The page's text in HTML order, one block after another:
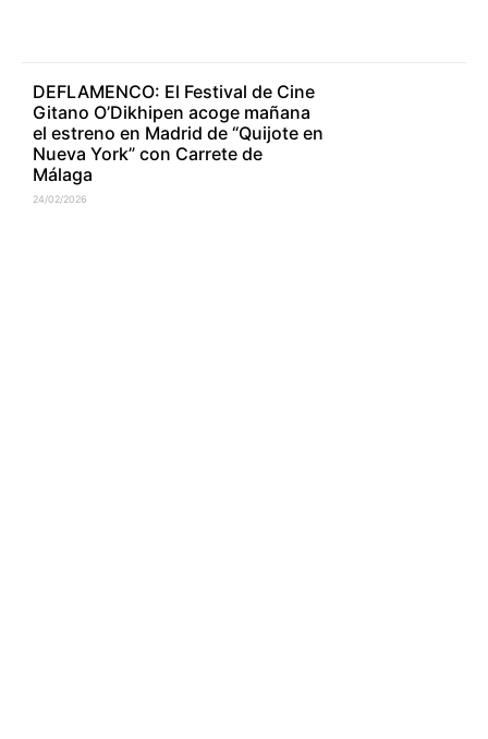
DEFLAMENCO: El Festival de Cine
Gitano O’Dikhipen acoge mañana
el estreno en Madrid de “Quijote en
Nueva York” con Carrete de
Málaga
24/02/2026